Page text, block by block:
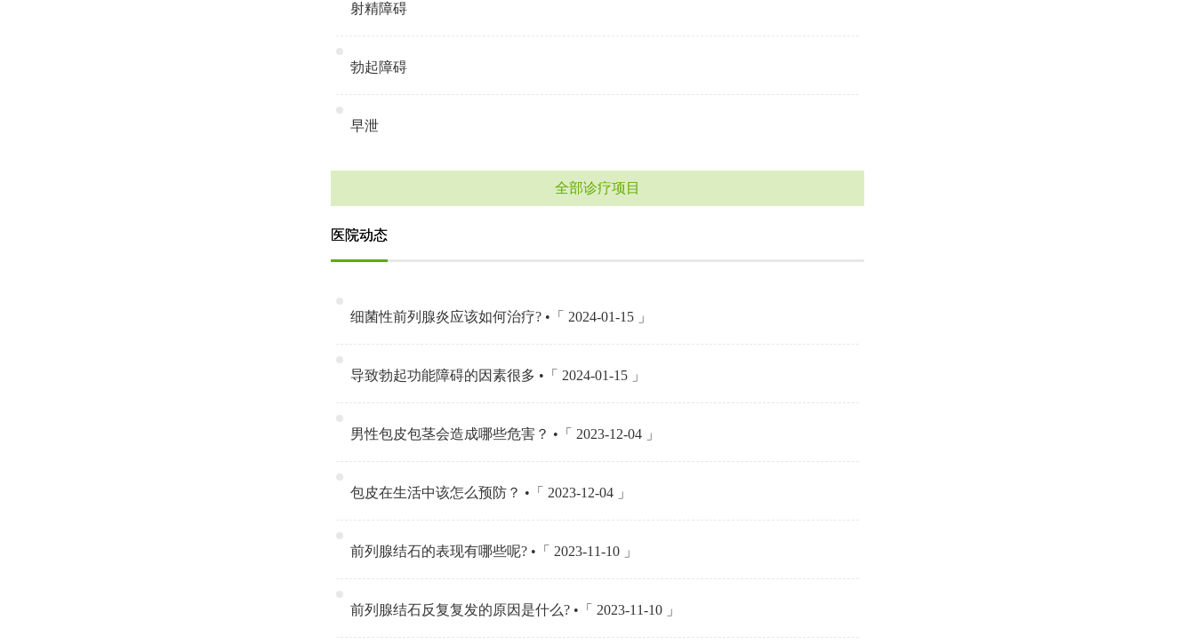
射精障碍
勃起障碍
早泄
全部诊疗项目
医院动态
细菌性前列腺炎应该如何治疗? •「 2024-01-15 」
导致勃起功能障碍的因素很多 •「 2024-01-15 」
男性包皮包茎会造成哪些危害？ •「 2023-12-04 」
包皮在生活中该怎么预防？ •「 2023-12-04 」
前列腺结石的表现有哪些呢? •「 2023-11-10 」
前列腺结石反复复发的原因是什么? •「 2023-11-10 」